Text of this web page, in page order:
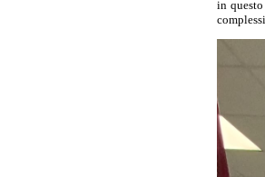
in questo